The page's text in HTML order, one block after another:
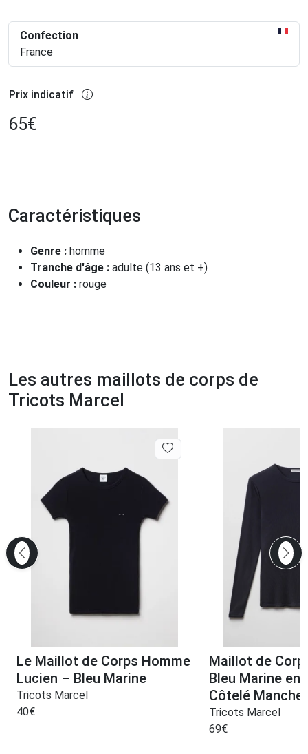
Confection
France
Prix indicatif
65€
Caractéristiques
Genre : homme
Tranche d'âge : adulte (13 ans et +)
Couleur : rouge
Les autres maillots de corps de
Tricots Marcel
Le Maillot de Corps Homme
Lucien – Bleu Marine
Tricots Marcel
40€
Maillot de
Bleu Marine en
Côtelé
Tricots Marcel
69€